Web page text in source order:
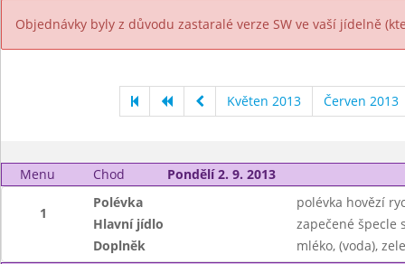
Objednávky byly z důvodu zastaralé verze SW ve vaší jídelně
Květen 2013 Červen 2013
Menu Chod Pondělí 2. 9. 2013
1
Polévka
polévka hovězí
Hlavní jídlo
zapečené špecle
Doplněk
mléko, (voda),